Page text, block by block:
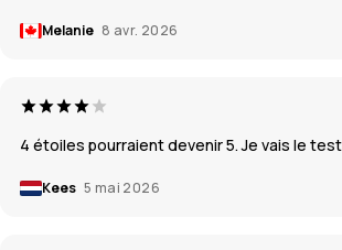
Melanie 8 avr. 2026
4 étoiles pourraient devenir 5. Je vais le
Kees 5 mai 2026